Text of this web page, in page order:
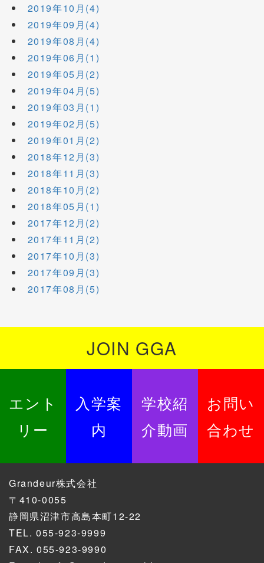
2019年10月(4)
2019年09月(4)
2019年08月(4)
2019年06月(1)
2019年05月(2)
2019年04月(5)
2019年03月(1)
2019年02月(5)
2019年01月(2)
2018年12月(3)
2018年11月(3)
2018年10月(2)
2018年05月(1)
2017年12月(2)
2017年11月(2)
2017年10月(3)
2017年09月(3)
2017年08月(5)
JOIN GGA
エント
リー
入学案
内
学校紹
介動画
お問い
合わせ
Grandeur株式会社
〒410-0055
静岡県沼津市高島本町12-22
TEL. 055-923-9999
FAX. 055-923-9990